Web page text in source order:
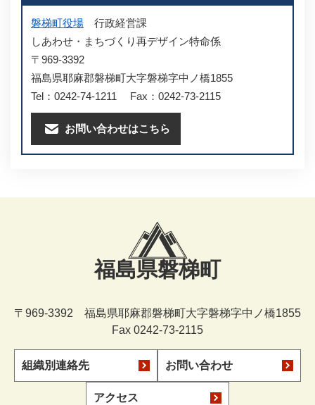
磐梯町役場
行政経営課
しあわせ・まちづくり再デザイン特命係
〒969-3392
福島県耶麻郡磐梯町大字磐梯字中ノ橋1855
Tel：0242-74-1211
Fax：0242-73-2115
お問い合わせはこちら
福島県磐梯町
〒969-3392 福島県耶麻郡磐梯町大字磐梯字中ノ橋1855
Fax 0242-73-2115
組織別連絡先 お問い合わせ
アクセス